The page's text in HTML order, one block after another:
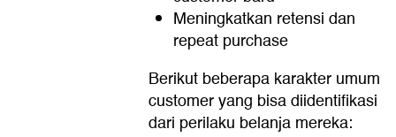
Meningkatkan retensi dan
repeat purchase
Berikut beberapa karakter umum
customer yang bisa diidentifikasi
dari perilaku belanja mereka: